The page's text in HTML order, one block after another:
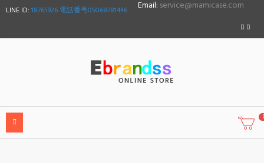
LINE ID: 18765926 電話番号05068781446 Email: service@mamicase.com